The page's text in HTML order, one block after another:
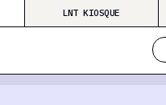
LNT KIOSQUE